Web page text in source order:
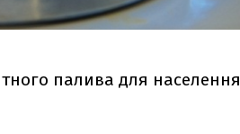
палива для населення